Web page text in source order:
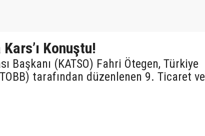
Konuştu!
Başkanı (KATSO) Fahri Ötegen, Türkiye
tarafından düzenlenen 9. Ticaret ve